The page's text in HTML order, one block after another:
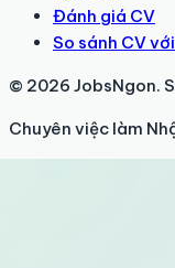
Đánh giá CV
So sánh CV
© 2026 JobsNgon.
Chuyên việc làm